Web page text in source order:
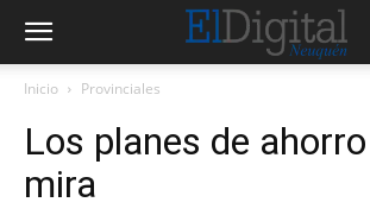
Inicio Provinciales
Los planes de
mira